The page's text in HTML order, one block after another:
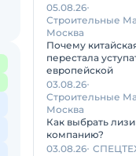
05.08.26
Строительные
Москва
Почему
перестала
европейской
03.08.26
Строительные
Москва
Как выбрать
компанию?
03.08.26